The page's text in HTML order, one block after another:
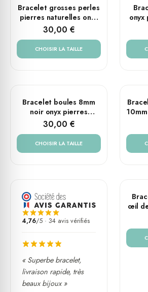
PLUSIEURS TAILLES
Bracelet grosses perles
pierres naturelles onyx
tête de mort diametre
10mm
30,00 €
CHOISIR LA TAILLE
onyx
PLUSIEURS TAILLES
Bracelet boules 8mm
noir onyx pierres
naturelles tête de mort
30,00 €
CHOISIR LA TAILLE
œil
4,76/5 · 34 avis vérifiés
« Superbe bracelet,
livraison rapide, très
beaux bijoux »
œil